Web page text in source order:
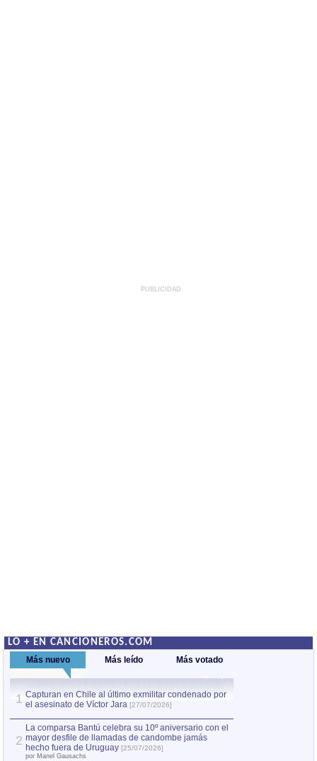
PUBLICIDAD
LO + EN CANCIONEROS.COM
Más nuevo Más leído Más votado
1 Capturan en Chile al último exmilitar condenado por
el asesinato de Víctor Jara [27/07/2026]
2
La comparsa Bantú celebra su 10º aniversario con el
mayor desfile de llamadas de candombe jamás
hecho fuera de Uruguay [25/07/2026]
por Manel Gausachs